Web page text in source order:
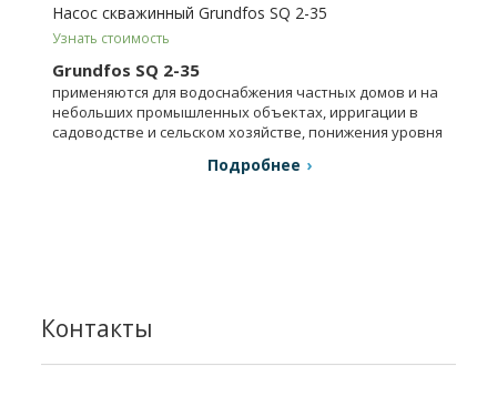
Насос скважинный Grundfos SQ 2-35
Узнать стоимость
Grundfos SQ 2-35
применяются для водоснабжения частных домов и на
небольших промышленных объектах, ирригации в
садоводстве и сельском хозяйстве, понижения уровня
Подробнее
Контакты